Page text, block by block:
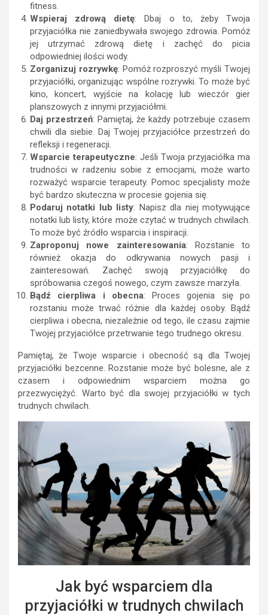
fitness.
Wspieraj zdrową dietę: Dbaj o to, żeby Twoja
przyjaciółka nie zaniedbywała swojego zdrowia. Pomóż
jej utrzymać zdrową dietę i zachęć do picia
odpowiedniej ilości wody.
Zorganizuj rozrywkę: Pomóż rozproszyć myśli Twojej
przyjaciółki, organizując wspólne rozrywki. To może być
kino, koncert, wyjście na kolację lub wieczór gier
planszowych z innymi przyjaciółmi.
Daj przestrzeń: Pamiętaj, że każdy potrzebuje czasem
chwili dla siebie. Daj Twojej przyjaciółce przestrzeń do
refleksji i regeneracji.
Wsparcie terapeutyczne: Jeśli Twoja przyjaciółka ma
trudności w radzeniu sobie z emocjami, może warto
rozważyć wsparcie terapeuty. Pomoc specjalisty może
być bardzo skuteczna w procesie gojenia się.
Podaruj notatki lub listy: Napisz dla niej motywujące
notatki lub listy, które może czytać w trudnych chwilach.
To może być źródło wsparcia i inspiracji.
Zaproponuj nowe zainteresowania: Rozstanie to
również okazja do odkrywania nowych pasji i
zainteresowań. Zachęć swoją przyjaciółkę do
spróbowania czegoś nowego, czym zawsze marzyła.
Bądź cierpliwa i obecna: Proces gojenia się po
rozstaniu może trwać różnie dla każdej osoby. Bądź
cierpliwa i obecna, niezależnie od tego, ile czasu zajmie
Twojej przyjaciółce przetrwanie tego trudnego okresu.
Pamiętaj, że Twoje wsparcie i obecność są dla Twojej
przyjaciółki bezcenne. Rozstanie może być bolesne, ale z
czasem i odpowiednim wsparciem można go
przezwyciężyć. Warto być dla swojej przyjaciółki w tych
trudnych chwilach.
Jak być wsparciem dla
przyjaciółki w trudnych chwilach